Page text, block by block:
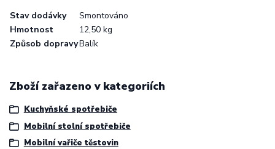
Stav dodávky
Smontováno
Hmotnost
12,50 kg
Způsob dopravyBalík
Zboží zařazeno v kategoriích
Kuchyňské spotřebiče
Mobilní stolní spotřebiče
Mobilní vařiče těstovin